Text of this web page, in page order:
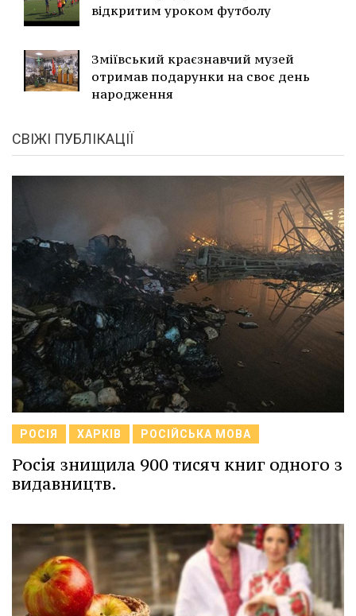
відкритим уроком футболу
Зміївський краєзнавчий музей
отримав подарунки на своє день
народження
СВІЖІ ПУБЛІКАЦІЇ
РОСІЯ ХАРКІВ РОСІЙСЬКА МОВА
Росія знищила 900 тисяч книг одного з
видавництв.